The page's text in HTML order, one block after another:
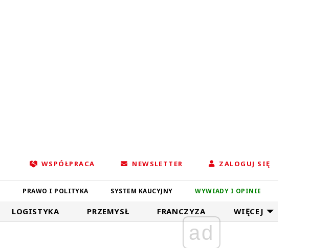
WSPÓŁPRACA NEWSLETTER ZALOGUJ SIĘ
PRAWO I POLITYKA SYSTEM KAUCYJNY WYWIADY I OPINIE
LOGISTYKA PRZEMYSŁ FRANCZYZA WIĘCEJ
ad